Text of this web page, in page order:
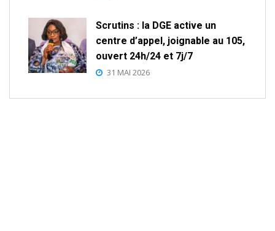
Scrutins : la DGE active un
centre d’appel, joignable au 105,
ouvert 24h/24 et 7j/7
31 MAI 2026